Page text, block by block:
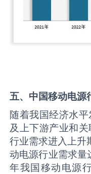
五、中国移动电源
随着我国经济水
及上下游产业和
行业需求进入上
动电源行业需求
年我国移动电源